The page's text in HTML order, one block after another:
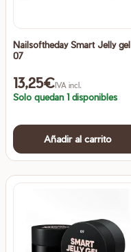
Nailsoftheday Smart Jelly gel
07
13,25€IVA incl.
Solo quedan 1 disponibles
Añadir al carrito